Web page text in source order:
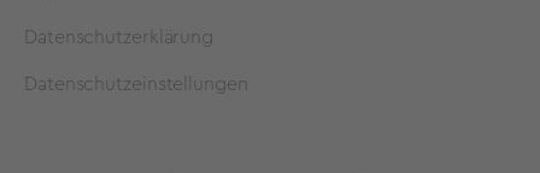
Datenschutzerklärung
Datenschutzeinstellungen